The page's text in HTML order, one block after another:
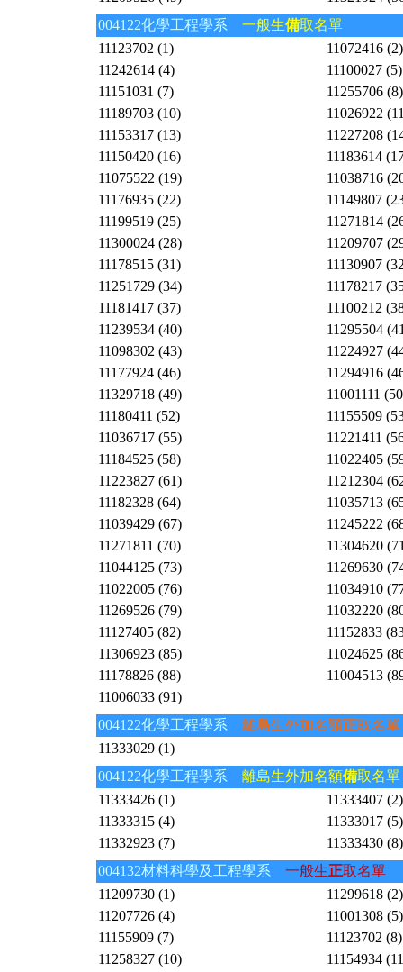
004122化學工程學系
一般生備取名單
11123702 (1)
11072416 (2)
11242614 (4)
11100027 (5)
11151031 (7)
11255706 (8)
11189703 (10)
11026922
11153317 (13)
11227208
11150420 (16)
11183614
11075522 (19)
11038716
11176935 (22)
11149807
11199519 (25)
11271814
11300024 (28)
11209707
11178515 (31)
11130907
11251729 (34)
11178217
11181417 (37)
11100212
11239534 (40)
11295504
11098302 (43)
11224927
11177924 (46)
11294916
11329718 (49)
11001111
11180411 (52)
11155509
11036717 (55)
11221411
11184525 (58)
11022405
11223827 (61)
11212304
11182328 (64)
11035713
11039429 (67)
11245222
11271811 (70)
11304620
11044125 (73)
11269630
11022005 (76)
11034910
11269526 (79)
11032220
11127405 (82)
11152833
11306923 (85)
11024625
11178826 (88)
11004513
11006033 (91)
004122化學工程學系
離島生外加名額正取名單
11333029 (1)
004122化學工程學系
離島生外加名額備取名單
11333426 (1)
11333407 (2)
11333315 (4)
11333017 (5)
11332923 (7)
11333430 (8)
004132材料科學及工程學系
一般生正取名單
11209730 (1)
11299618 (2)
11207726 (4)
11001308 (5)
11155909 (7)
11123702 (8)
11258327 (10)
11154934